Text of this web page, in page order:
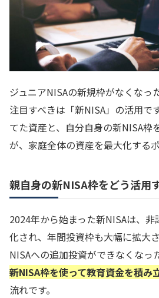
ジュニアNISAの新規枠がなくなっ
注目すべきは「新NISA」の活用で
てた資産と、自分自身の新NISA枠
が、家庭全体の資産を最大化する
親自身の新NISA枠をどう活用
2024年から始まった新NISAは、
化され、年間投資枠も大幅に拡大
NISAへの追加投資ができなくなっ
新NISA枠を使って教育資金を積み
流れです。